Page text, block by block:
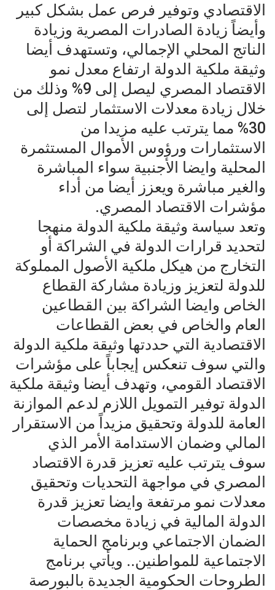
الاقتصادي وتوفير فرص عمل بشكل كبير
وأيضاً زيادة الصادرات المصرية وزيادة
الناتج المحلي الإجمالي، وتستهدف أيضا
وثيقة ملكية الدولة ارتفاع معدل نمو
الاقتصاد المصري ليصل إلى 9% وذلك من
خلال زيادة معدلات الاستثمار لتصل إلى
30% مما يترتب عليه مزيدا من
الاستثمارات ورؤوس الأموال المستثمرة
المحلية وايضا الأجنبية سواء المباشرة
والغير مباشرة ويعزز أيضا من أداء
مؤشرات الاقتصاد المصري.
وتعد سياسة وثيقة ملكية الدولة منهجا
لتحديد قرارات الدولة في الشراكة أو
التخارج من هيكل ملكية الأصول المملوكة
للدولة لتعزيز وزيادة مشاركة القطاع
الخاص وايضا الشراكة بين القطاعين
العام والخاص في بعض القطاعات
الاقتصادية التي حددتها وثيقة ملكية الدولة
والتي سوف تنعكس إيجاباً على مؤشرات
الاقتصاد القومي، وتهدف أيضا وثيقة ملكية
الدولة توفير التمويل اللازم لدعم الموازنة
العامة للدولة وتحقيق مزيداً من الاستقرار
المالي وضمان الاستدامة الأمر الذي
سوف يترتب عليه تعزيز قدرة الاقتصاد
المصري في مواجهة التحديات وتحقيق
معدلات نمو مرتفعة وايضا تعزيز قدرة
الدولة المالية في زيادة مخصصات
الضمان الاجتماعي وبرنامج الحماية
الاجتماعية للمواطنين.. ويأتي برنامج
الطروحات الحكومية الجديدة بالبورصة